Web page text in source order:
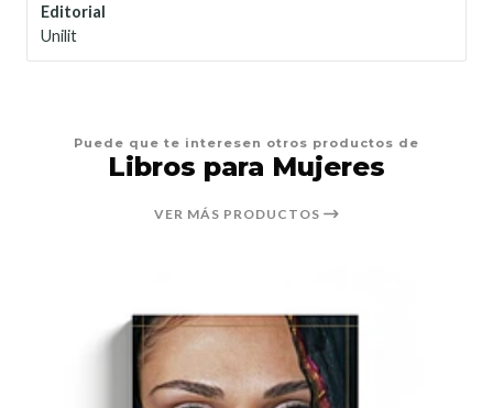
Editorial
Unilit
Puede que te interesen otros productos de
Libros para Mujeres
VER MÁS PRODUCTOS